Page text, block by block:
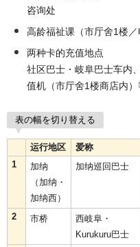
咨询处
高龄福祉课（市厅舍1楼
两种卡的充值地点
社区巴士・岐阜巴士车内
值机（市厅舍1楼商店内）
表の幅を切り替える
运行地区 爱称
1
加纳
（加纳・
加纳西）
加纳巡回巴士
2 市桥
西岐阜・
Kurukuru巴士